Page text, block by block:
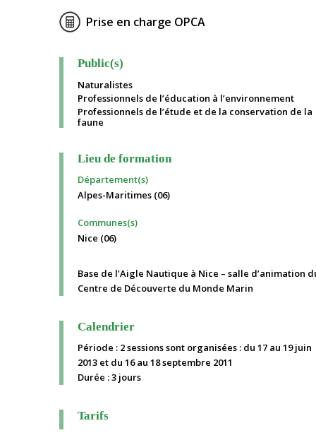
Prise en charge OPCA
Public(s)
Naturalistes
Professionnels de l’éducation à l’environnement
Professionnels de l’étude et de la conservation de la
faune
Lieu de formation
Département(s)
Alpes-Maritimes (06)
Communes(s)
Nice (06)
Base de l’Aigle Nautique à Nice – salle d’animation
Centre de Découverte du Monde Marin
Calendrier
Période : 2 sessions sont organisées : du 17 au 19 juin
2013 et du 16 au 18 septembre 2011
Durée : 3 jours
Tarifs